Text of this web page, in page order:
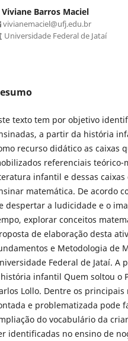
Viviane Barros Maciel
vivianemaciel@ufj.edu.br
Universidade Federal de Jataí
texto tem por objetivo
a partir da história
recurso didático as caixas
referenciais
infantil e dessas
matemática. De acordo
despertar a ludicidade e o
explorar conceitos
de elaboração desta
e Metodologia de
Federal de Jataí.
infantil Quem soltou o
Lollo. Dentre os
e problematizada pode
do vocabulário da
identificadas no ensino de